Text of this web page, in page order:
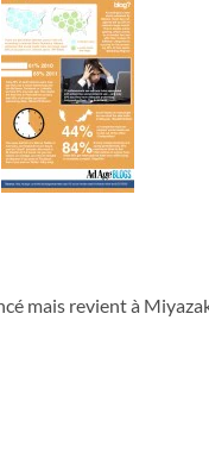
mais revient à